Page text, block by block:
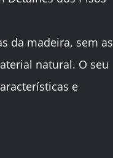
da madeira, sem as
natural. O seu
e